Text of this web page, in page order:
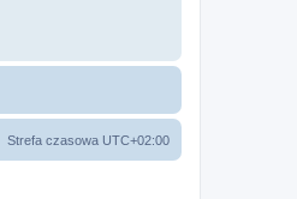
Strefa czasowa UTC+02:00